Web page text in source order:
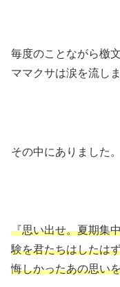
毎度のことながら檄
ママクサは涙を流しま
その中にありました。
『思い出せ。夏期集
験を君たちはしたは
悔しかったあの思い